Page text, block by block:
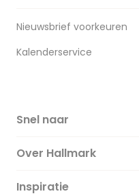
Nieuwsbrief voorkeuren
Kalenderservice
Snel naar
Over Hallmark
Over ons
Inspiratie